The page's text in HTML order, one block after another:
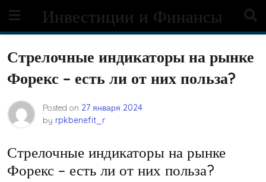
content
Инвестиции и Финансы
Стрелочные индикаторы на рынке
Форекс – есть ли от них польза?
Posted on 27 января 2024
by rpkbenefit_r
Стрелочные индикаторы на рынке
Форекс – есть ли от них польза?